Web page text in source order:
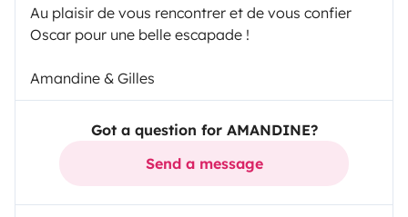
Au plaisir de vous rencontrer et de vous confier
Oscar pour une belle escapade !
Amandine & Gilles
Got a question for AMANDINE?
Send a message